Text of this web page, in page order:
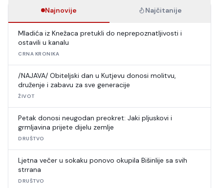
Najnovije Najčitanije
Mladića iz Knežaca pretukli do neprepoznatljivosti i
ostavili u kanalu
CRNA KRONIKA
/NAJAVA/ Obiteljski dan u Kutjevu donosi molitvu,
druženje i zabavu za sve generacije
ŽIVOT
Petak donosi neugodan preokret: Jaki pljuskovi i
grmljavina prijete dijelu zemlje
DRUŠTVO
Ljetna večer u sokaku ponovo okupila Bišinlije sa svih
strrana
DRUŠTVO